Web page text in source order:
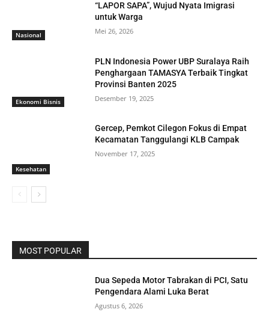
Nasional
“LAPOR SAPA”, Wujud Nyata Imigrasi
untuk Warga
Mei 26, 2026
Ekonomi Bisnis
PLN Indonesia Power UBP Suralaya Raih
Penghargaan TAMASYA Terbaik Tingkat
Provinsi Banten 2025
Desember 19, 2025
Kesehatan
Gercep, Pemkot Cilegon Fokus di Empat
Kecamatan Tanggulangi KLB Campak
November 17, 2025
MOST POPULAR
Dua Sepeda Motor Tabrakan di PCI, Satu
Pengendara Alami Luka Berat
Agustus 6, 2026